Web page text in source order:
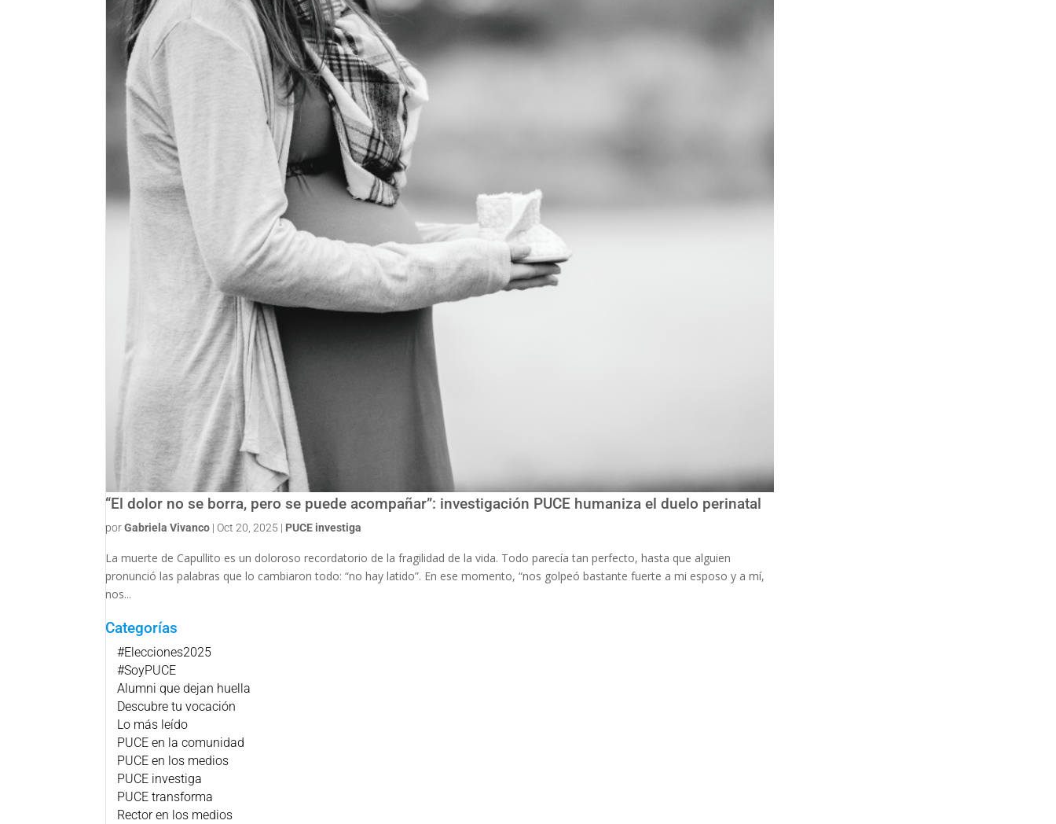
“El dolor no se borra, pero se puede acompañar”: investigación PUCE humaniza el duelo perinatal
porGabriela Vivanco | Oct 20, 2025 | PUCE investiga
La muerte de Capullito es un doloroso recordatorio de la fragilidad de la vida. Todo parecía tan perfecto, hasta que alguien
pronunció las palabras que lo cambiaron todo: “no hay latido”. En ese momento, “nos golpeó bastante fuerte a mi esposo y a mí,
nos...
Categorías
#Elecciones2025
#SoyPUCE
Alumni que dejan huella
Descubre tu vocación
Lo más leído
PUCE en la comunidad
PUCE en los medios
PUCE investiga
PUCE transforma
Rector en los medios